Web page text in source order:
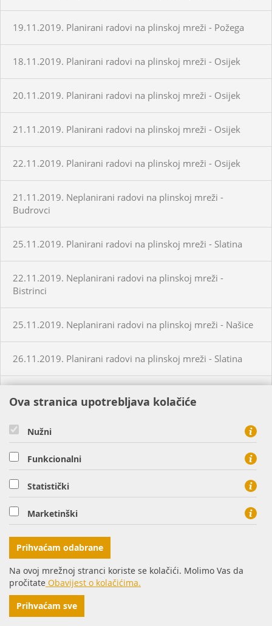
19.11.2019. Planirani radovi na plinskoj mreži - Požega
18.11.2019. Planirani radovi na plinskoj mreži - Osijek
20.11.2019. Planirani radovi na plinskoj mreži - Osijek
21.11.2019. Planirani radovi na plinskoj mreži - Osijek
22.11.2019. Planirani radovi na plinskoj mreži - Osijek
21.11.2019. Neplanirani radovi na plinskoj mreži -
Budrovci
25.11.2019. Planirani radovi na plinskoj mreži - Slatina
22.11.2019. Neplanirani radovi na plinskoj mreži -
Bistrinci
25.11.2019. Neplanirani radovi na plinskoj mreži - Našice
26.11.2019. Planirani radovi na plinskoj mreži - Slatina
28.11.2019. Neplanirani radovi na plinskoj mreži -
Valpovo
29.11.2019. Neplanirani radovi na plinskoj mreži -
Petrijevci
05.12.2019. Neplanirani radovi na plinskoj mreži - Šag
07.12.2019. Neplanirani radovi na plinskoj mreži -
Bistrinci
09.12.2019. Neplanirani radovi na plinskoj mreži -
Bistrinci
Ova stranica upotrebljava kolačiće
Nužni
Funkcionalni
Statistički
Marketinški
Prihvaćam odabrane
Na ovoj mrežnoj stranci koriste se kolačići. Molimo Vas da
pročitate Obavijest o kolačićima.
Prihvaćam sve